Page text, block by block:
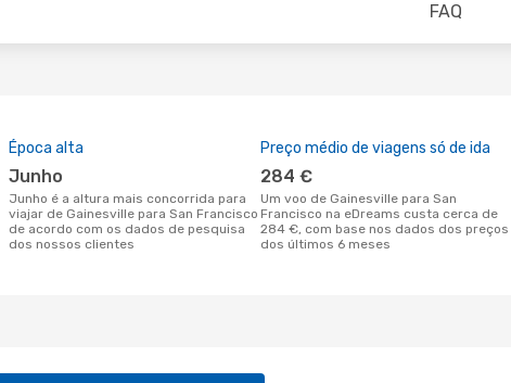
FAQ
Época alta
junho
junho é a altura mais concorrida para
viajar de Gainesville para San Francisco
de acordo com os dados de pesquisa
dos nossos clientes
Preço médio de viagens só de ida
284 €
Um voo de Gainesville para San
Francisco na eDreams custa cerca de
284 €, com base nos dados dos preços
dos últimos 6 meses